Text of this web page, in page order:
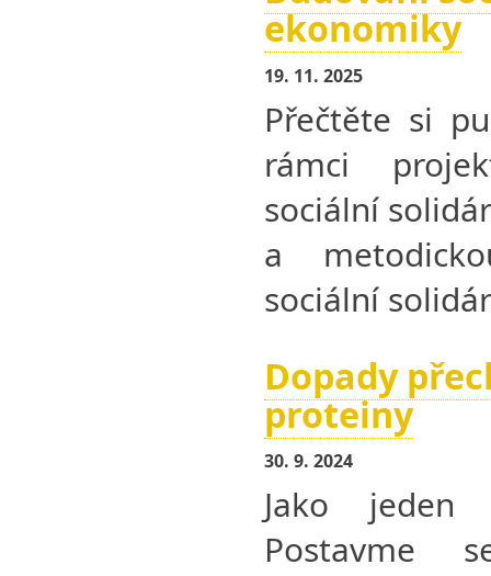
ekonomiky
19. 11. 2025
Přečtěte si
rámci
sociální
a
sociální
Dopady
proteiny
30. 9. 2024
Jako jeden
Postavme